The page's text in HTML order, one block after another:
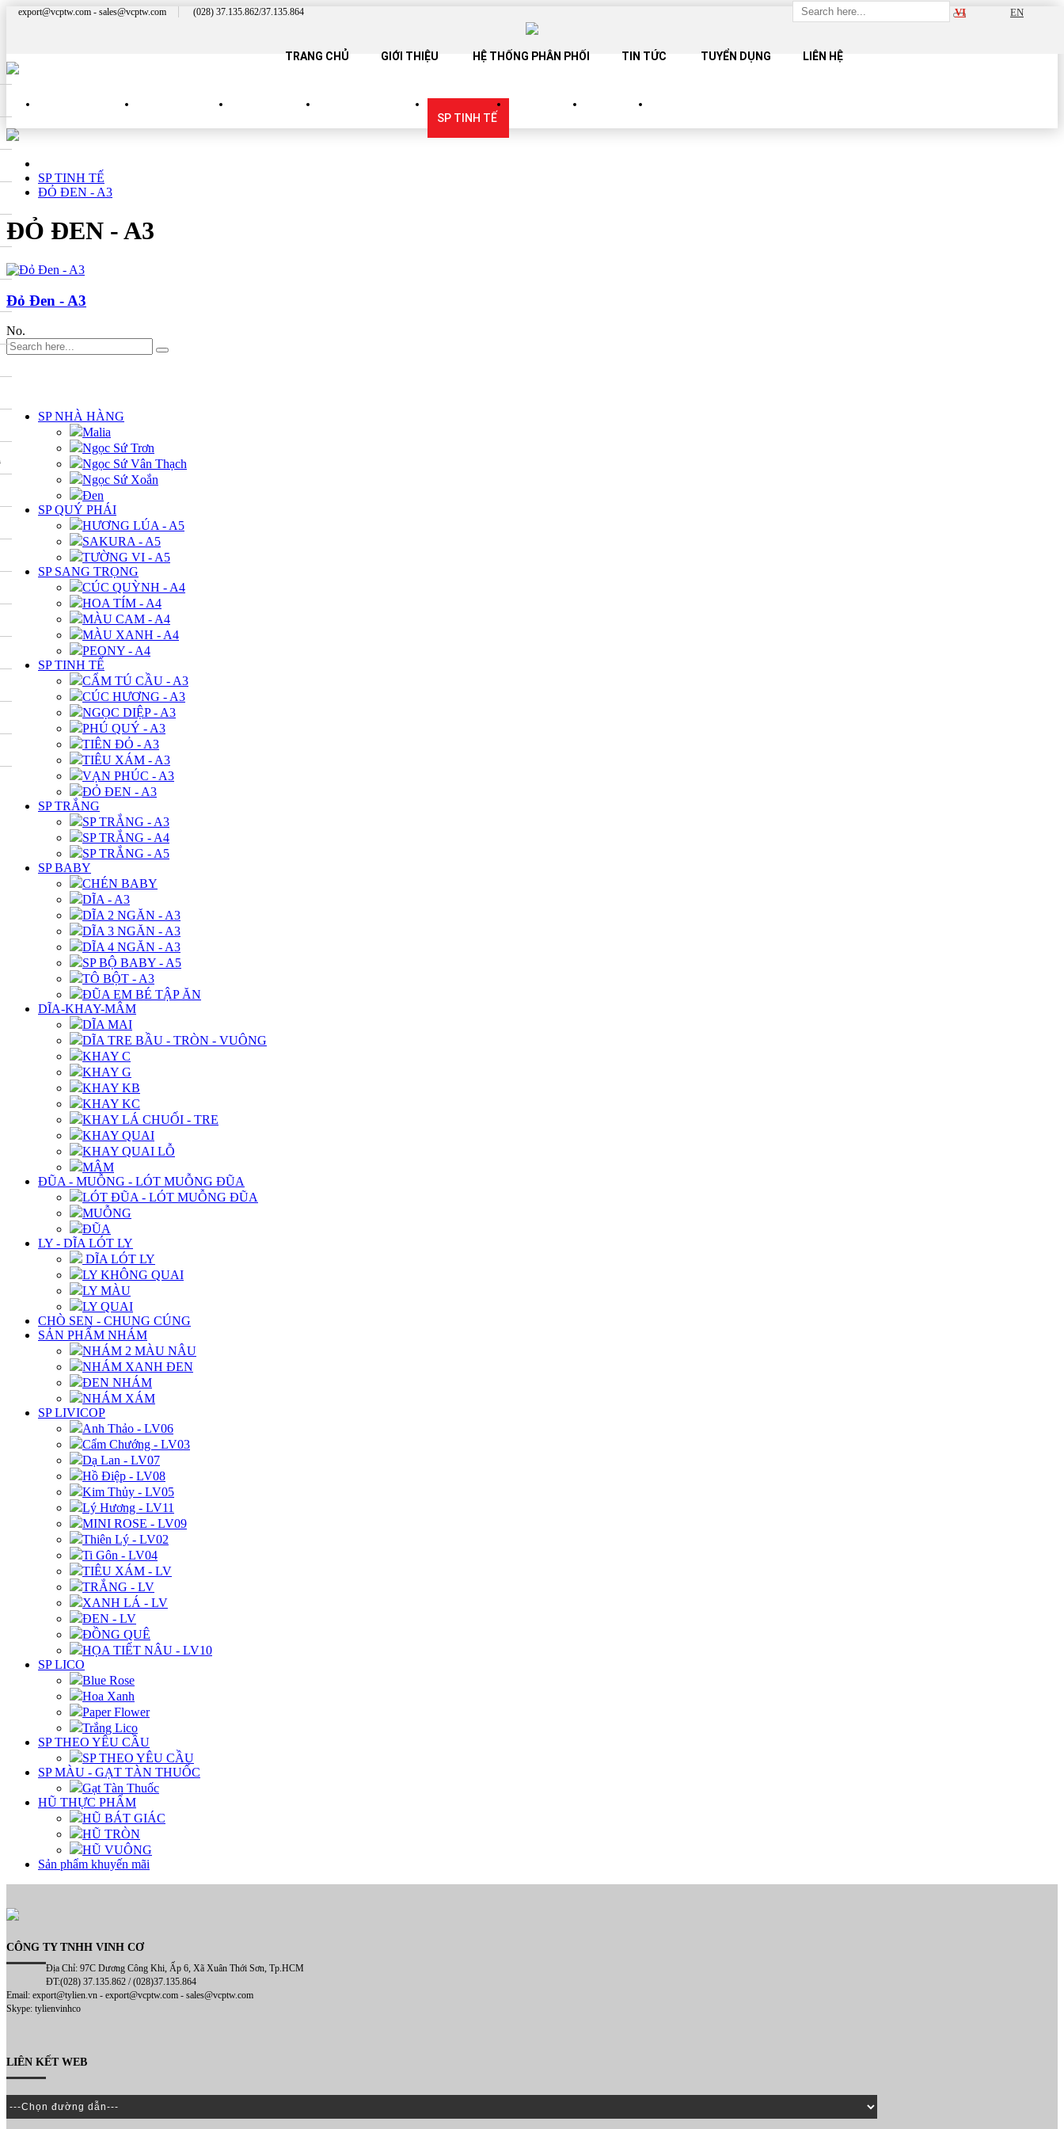
export@vcptw.com - sales@vcptw.com (028) 37.135.862/37.135.864 VI EN
TRANG CHỦ GIỚI THIỆU HỆ THỐNG PHÂN PHỐI TIN TỨC TUYỂN DỤNG LIÊN HỆ
SP TINH TẾ
SP TINH TẾ
ĐỎ ĐEN - A3
ĐỎ ĐEN - A3
Đỏ Đen - A3
No.
SP NHÀ HÀNG
Malia
Ngọc Sứ Trơn
Ngọc Sứ Vân Thạch
Ngọc Sứ Xoắn
Đen
SP QUÝ PHÁI
HƯƠNG LÚA - A5
SAKURA - A5
TƯỜNG VI - A5
SP SANG TRỌNG
CÚC QUỲNH - A4
HOA TÍM - A4
MÀU CAM - A4
MÀU XANH - A4
PEONY - A4
SP TINH TẾ
CẨM TÚ CẦU - A3
CÚC HƯƠNG - A3
NGỌC DIỆP - A3
PHÚ QUÝ - A3
TIÊN ĐỎ - A3
TIÊU XÁM - A3
VẠN PHÚC - A3
ĐỎ ĐEN - A3
SP TRẮNG
SP TRẮNG - A3
SP TRẮNG - A4
SP TRẮNG - A5
SP BABY
CHÉN BABY
DĨA - A3
DĨA 2 NGĂN - A3
DĨA 3 NGĂN - A3
DĨA 4 NGĂN - A3
SP BỘ BABY - A5
TÔ BỘT - A3
ĐŨA EM BÉ TẬP ĂN
DĨA-KHAY-MÂM
DĨA MAI
DĨA TRE BẦU - TRÒN - VUÔNG
KHAY C
KHAY G
KHAY KB
KHAY KC
KHAY LÁ CHUỐI - TRE
KHAY QUAI
KHAY QUAI LỖ
MÂM
ĐŨA - MUỖNG - LÓT MUỖNG ĐŨA
LÓT ĐŨA - LÓT MUỖNG ĐŨA
MUỖNG
ĐŨA
LY - DĨA LÓT LY
DĨA LÓT LY
LY KHÔNG QUAI
LY MÀU
LY QUAI
CHÒ SEN - CHUNG CÚNG
SẢN PHẨM NHÁM
NHÁM 2 MÀU NÂU
NHÁM XANH ĐEN
ĐEN NHÁM
NHÁM XÁM
SP LIVICOP
Anh Thảo - LV06
Cẩm Chướng - LV03
Dạ Lan - LV07
Hồ Điệp - LV08
Kim Thủy - LV05
Lý Hương - LV11
MINI ROSE - LV09
Thiên Lý - LV02
Ti Gôn - LV04
TIÊU XÁM - LV
TRẮNG - LV
XANH LÁ - LV
ĐEN - LV
ĐỒNG QUÊ
HỌA TIẾT NÂU - LV10
SP LICO
Blue Rose
Hoa Xanh
Paper Flower
Trắng Lico
SP THEO YÊU CẦU
SP THEO YÊU CẦU
SP MÀU - GẠT TÀN THUỐC
Gạt Tàn Thuốc
HŨ THỰC PHẨM
HŨ BÁT GIÁC
HŨ TRÒN
HŨ VUÔNG
Sản phẩm khuyến mãi
CÔNG TY TNHH VINH CƠ
Địa Chỉ: 97C Dương Công Khi, Ấp 6, Xã Xuân Thới Sơn, Tp.HCM
ĐT:(028) 37.135.862 / (028)37.135.864
Email: export@tylien.vn - export@vcptw.com - sales@vcptw.com
Skype: tylienvinhco
LIÊN KẾT WEB